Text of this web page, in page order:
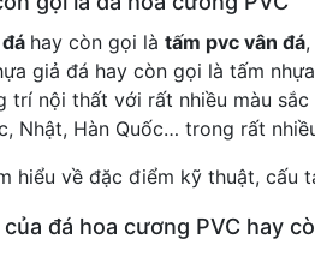
hay còn gọi là tấm pvc vân đá,
giả đá hay còn gọi là tấm
trí nội thất với rất nhiều màu
Nhật, Hàn Quốc… trong rất
hiểu về đặc điểm kỹ thuật, cấu
đá hoa cương PVC hay